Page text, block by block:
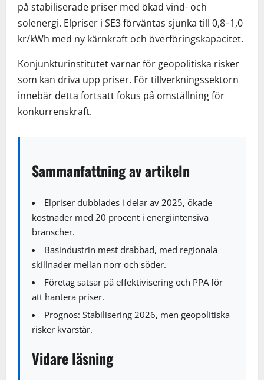
på stabiliserade priser med ökad vind- och
solenergi. Elpriser i SE3 förväntas sjunka till 0,8–1,0
kr/kWh med ny kärnkraft och överföringskapacitet.
Konjunkturinstitutet varnar för geopolitiska risker
som kan driva upp priser. För tillverkningssektorn
innebär detta fortsatt fokus på omställning för
konkurrenskraft.
Sammanfattning av artikeln
Elpriser dubblades i delar av 2025, ökade
kostnader med 20 procent i energiintensiva
branscher.
Basindustrin mest drabbad, med regionala
skillnader mellan norr och söder.
Företag satsar på effektivisering och PPA för
att hantera priser.
Prognos: Stabilisering 2026, men geopolitiska
risker kvarstår.
Vidare läsning